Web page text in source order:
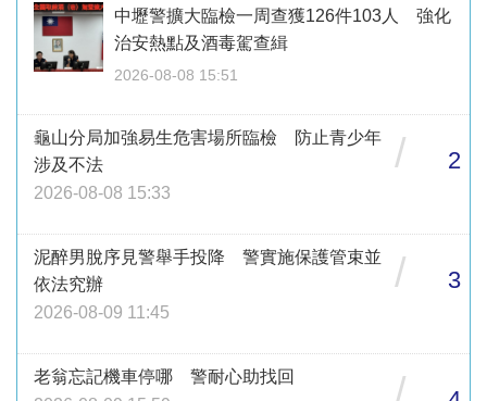
中壢警擴大臨檢一周查獲126件103人 強化
治安熱點及酒毒駕查緝
2026-08-08 15:51
龜山分局加強易生危害場所臨檢 防止青少年
涉及不法
2026-08-08 15:33
/ 2
泥醉男脫序見警舉手投降 警實施保護管束並
依法究辦
2026-08-09 11:45
/ 3
老翁忘記機車停哪 警耐心助找回